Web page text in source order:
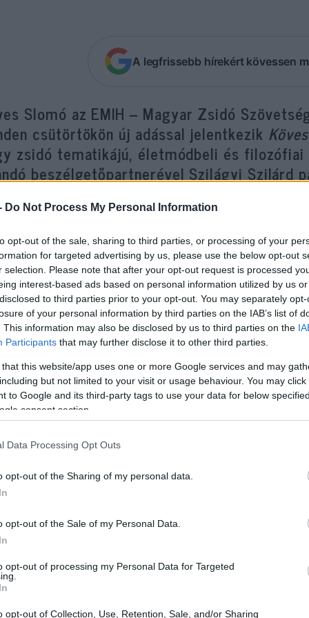
Do Not Process My Personal Information
opt-out of the sale, sharing to third parties, or processing of your
for targeted advertising by us, please use the below opt-out
selection. Please note that after your opt-out request is processed
interest-based ads based on personal information utilized by us
to third parties prior to your opt-out. You may separately
of your personal information by third parties on the IAB’s list of
This information may also be disclosed by us to third parties on the
Participants that may further disclose it to other third parties.
that this website/app uses one or more Google services and may
but not limited to your visit or usage behaviour. You may
to Google and its third-party tags to use your data for below
consent section.
Data Processing Opt Outs
opt-out of the Sharing of my personal data.
opt-out of the Sale of my Personal Data.
opt-out of processing my Personal Data for Targeted
opt-out of Collection, Use, Retention, Sale, and/or Sharing
A legfrissebb hírekért kövessen
Slomó az EMIH – Magyar Zsidó
csütörtökön új adással jelentkezik
zsidó tematikájú, életmódbeli és
beszélgetőpartnerével Szilágyi Szilárd
ismerős lehet önnek a duó, hiszen pár
kitárgyaljáka férfi és női szerepeket a zsidó
akkor a szexualitás, párválasztás és többek
, továbbá, hogy hányszor kell teljesítenie a
vallásban a nemi kapcsolat nem egy
jön létre), hanem egy nagyon erős
a múltkori podcastban és nem kizárt,
A most induló új sorozatban a Kövesd a
vizsgáljuk majd a különböző
érinteni, mint amilyen a lélek – mesélte
a rabbit podcast-sorozat első részéből
egyáltalán, hogy azt mondjuk, a lélek egy létező
embernek vannak érzelmei, elképzelései,
oldala, tehát ez a lelke, azonban akad